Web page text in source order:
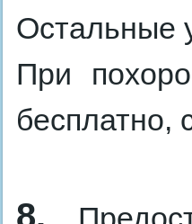
Остальные
При
бесплатно,
8.